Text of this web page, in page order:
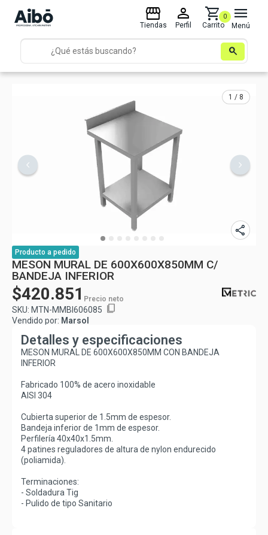
search
storefront
Tiendas
person
Perfil
shopping_cart
Carrito
0 menu
Menú
1 / 8
share
Producto a pedido
MESON MURAL DE 600X600X850MM C/
BANDEJA INFERIOR
$420.851 Precio neto
SKU: MTN-MMBI606085 content_copy
Vendido por: Marsol
Detalles y especificaciones
MESON MURAL DE 600X600X850MM CON BANDEJA
INFERIOR
Fabricado 100% de acero inoxidable
AISI 304
Cubierta superior de 1.5mm de espesor.
Bandeja inferior de 1mm de espesor.
Perfilería 40x40x1.5mm.
4 patines reguladores de altura de nylon endurecido
(poliamida).
Terminaciones:
- Soldadura Tig
- Pulido de tipo Sanitario